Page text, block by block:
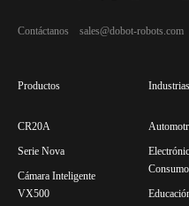
Contáctanos sales@dobot-robots.com
Productos
CR20A
Serie Nova
Cámara Inteligente
VX500
Industrias
Consumo